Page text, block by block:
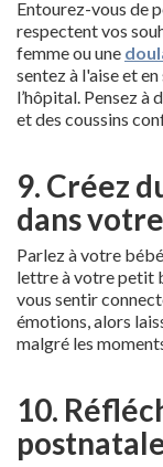
Entourez-vous de
respectent vos
femme ou une
sentez à l'aise et
l’hôpital. Pensez à
et des coussins
9. Créez
dans
Parlez à votre
lettre à votre petit
vous sentir
émotions, alors
malgré les
10.